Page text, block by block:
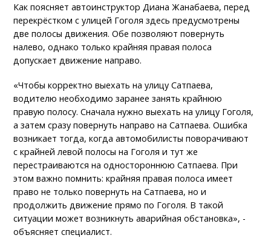
Как поясняет автоинструктор Диана Жанабаева, перед
перекрёстком с улицей Гоголя здесь предусмотрены
две полосы движения. Обе позволяют повернуть
налево, однако только крайняя правая полоса
допускает движение направо.
«Чтобы корректно выехать на улицу Сатпаева,
водителю необходимо заранее занять крайнюю
правую полосу. Сначала нужно выехать на улицу Гоголя,
а затем сразу повернуть направо на Сатпаева. Ошибка
возникает тогда, когда автомобилисты поворачивают
с крайней левой полосы на Гоголя и тут же
перестраиваются на одностороннюю Сатпаева. При
этом важно помнить: крайняя правая полоса имеет
право не только повернуть на Сатпаева, но и
продолжить движение прямо по Гоголя. В такой
ситуации может возникнуть аварийная обстановка», -
объясняет специалист.